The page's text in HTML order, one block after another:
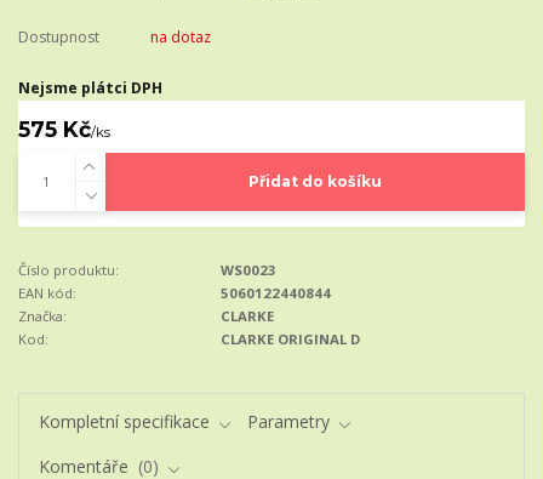
Dostupnost na dotaz
Nejsme plátci DPH
575 Kč/ks
Přidat do košíku
Číslo produktu:
WS0023
EAN kód:
5060122440844
Značka:
CLARKE
Kod:
CLARKE ORIGINAL D
Kompletní specifikace
Parametry
Komentáře
0